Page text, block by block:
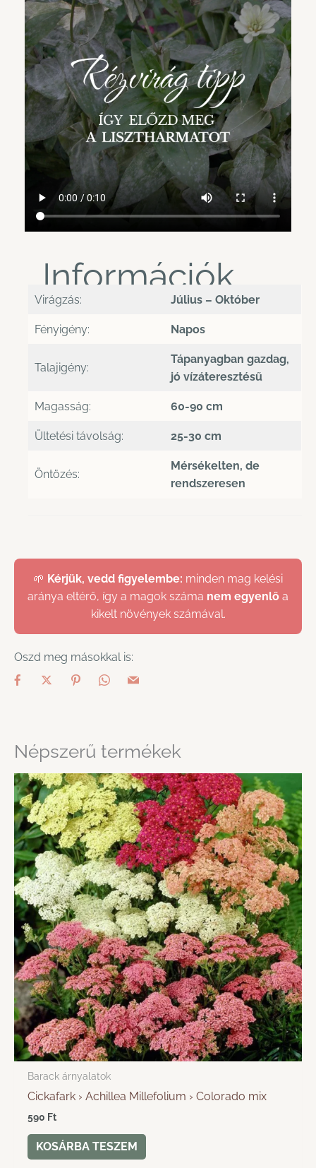
Információk
Virágzás: Július – Október
Fényigény: Napos
Talajigény:
Tápanyagban gazdag,
jó vízáteresztésű
Magasság: 60-90 cm
Ültetési távolság: 25-30 cm
Öntözés:
Mérsékelten, de
rendszeresen
🌱 Kérjük, vedd figyelembe: minden mag kelési
aránya eltérő, így a magok száma nem egyenlő a
kikelt növények számával.
Oszd meg másokkal is:
Népszerű termékek
Barack árnyalatok
Cickafark › Achillea Millefolium › Colorado mix
590 Ft
KOSÁRBA TESZEM